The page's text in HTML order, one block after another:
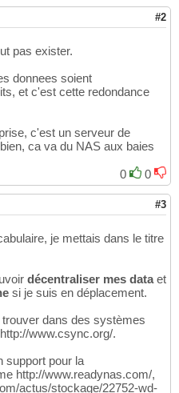
#2
pas exister.
donnees soient
et c'est cette redondance
c'est un serveur de
ca va du NAS aux baies
0
0
#3
je mettais dans le titre
décentraliser mes dataet
si je suis en déplacement.
dans des systèmes
www.csync.org/.
support pour la
http://www.readynas.com/,
actus/stockage/22752-wd-